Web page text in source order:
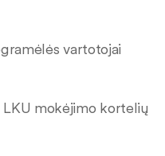
vartotojai
mokėjimo kortelių